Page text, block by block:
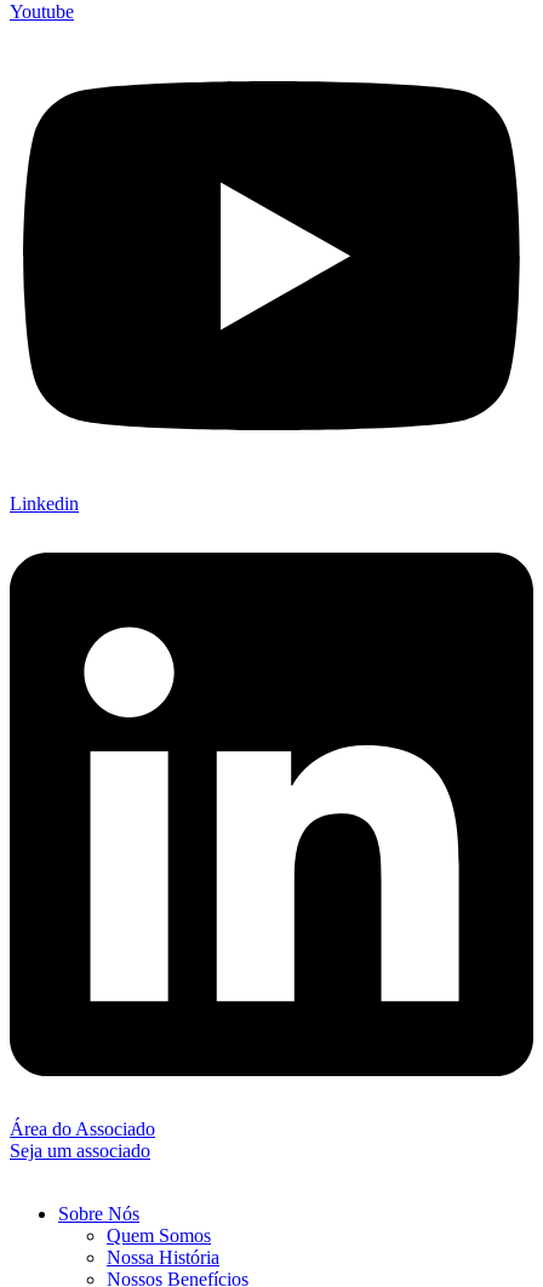
Youtube
Linkedin
Área do Associado
Seja um associado
Sobre Nós
Quem Somos
Nossa História
Nossos Benefícios